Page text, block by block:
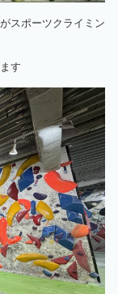
スポーツクライミン
す